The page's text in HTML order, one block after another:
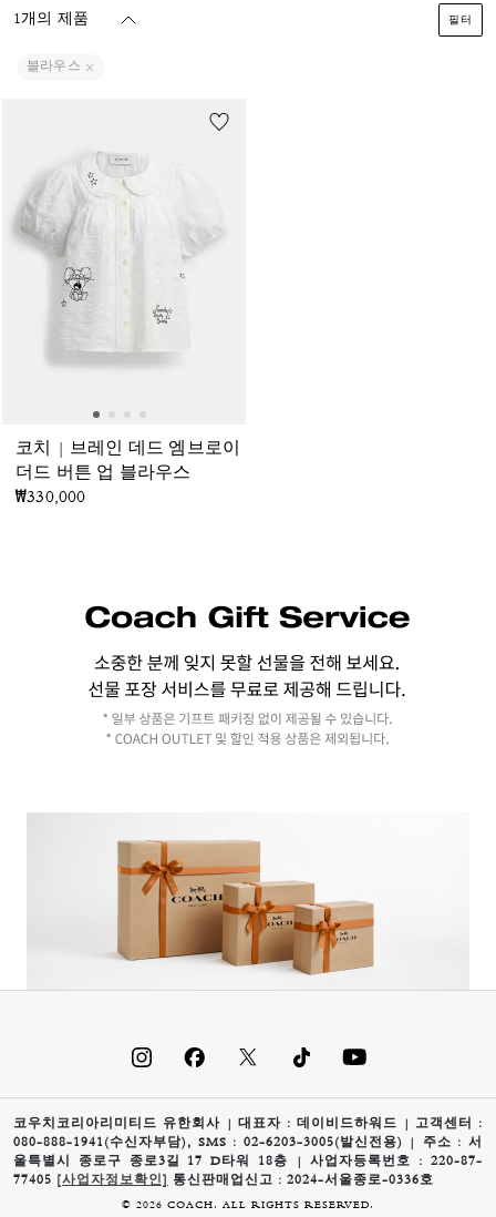
1개의 제품 필터
블라우스
코치 | 브레인 데드 엠브로이
더드 버튼 업 블라우스
₩330,000
코우치코리아리미티드 유한회사 | 대표자 : 데이비드하워드 | 고객센터 :
080-888-1941(수신자부담), SMS : 02-6203-3005(발신전용) | 주소 : 서
울특별시 종로구 종로3길 17 D타워 18층 | 사업자등록번호 : 220-87-
77405
[사업자정보확인] 통신판매업신고 : 2024-서울종로-0336호
© 2026 COACH. ALL RIGHTS RESERVED.